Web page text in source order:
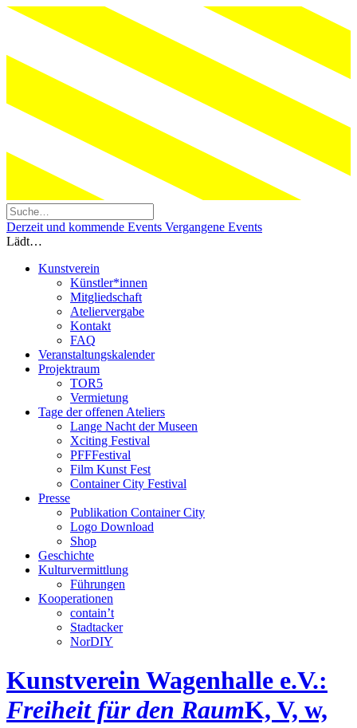
Derzeit und kommende Events Vergangene Events
Lädt…
Kunstverein
Künstler*innen
Mitgliedschaft
Ateliervergabe
Kontakt
FAQ
Veranstaltungskalender
Projektraum
TOR5
Vermietung
Tage der offenen Ateliers
Lange Nacht der Museen
Xciting Festival
PFFFestival
Film Kunst Fest
Container City Festival
Presse
Publikation Container City
Logo Download
Shop
Geschichte
Kulturvermittlung
Führungen
Kooperationen
contain’t
Stadtacker
NorDIY
Kunstverein Wagenhalle e.V.:
Freiheit für den RaumK, V, w,